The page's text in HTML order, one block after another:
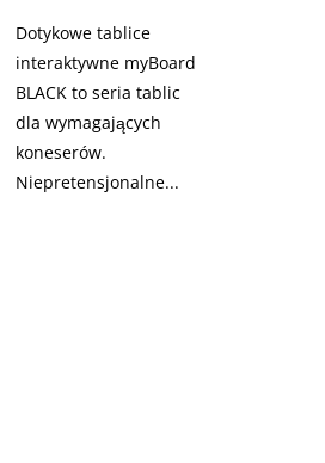
Dotykowe tablice
interaktywne myBoard
BLACK to seria tablic
dla wymagających
koneserów.
Niepretensjonalne...